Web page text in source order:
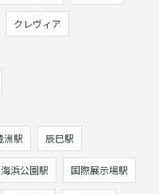
クレヴィア
洲駅 辰巳駅
浜公園駅 国際展示場駅